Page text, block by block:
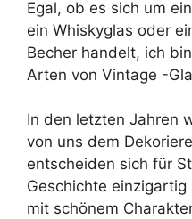
Egal, ob es sich um
ein Whiskyglas oder
Becher handelt, ich
Arten von Vintage -
In den letzten Jahren
von uns dem
entscheiden sich für
Geschichte
mit schönem